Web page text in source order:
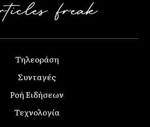
Τηλεοράση
Συνταγές
Ροή Ειδήσεων
Τεχνολογία